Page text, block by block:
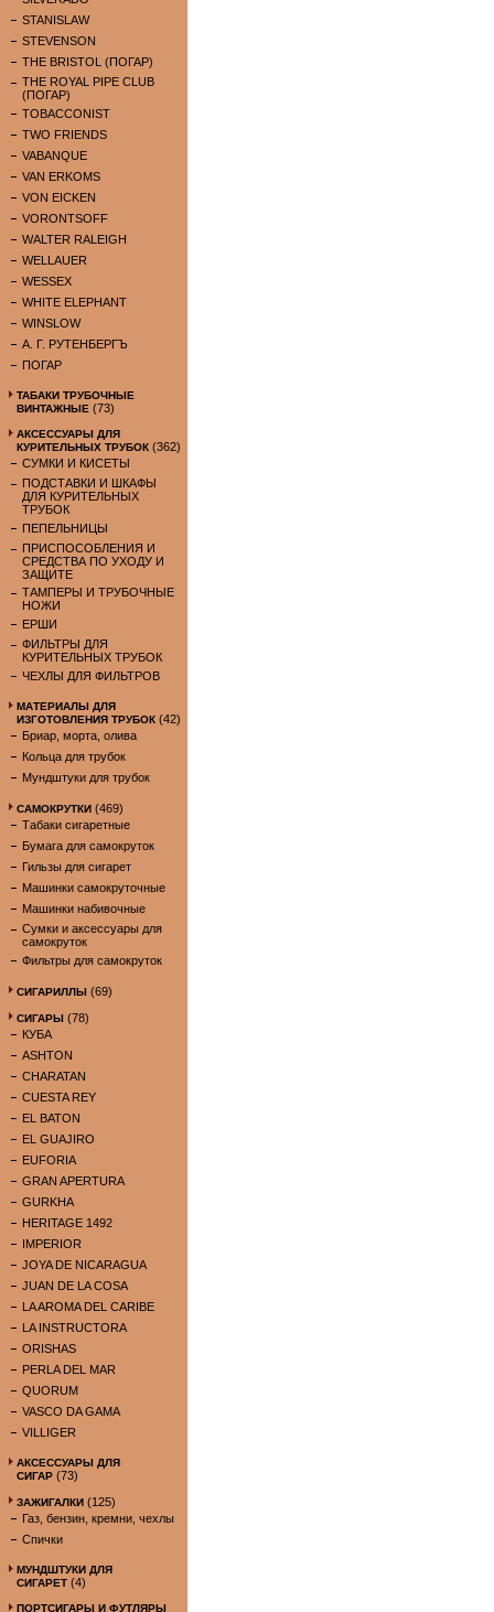
STANISLAW
STEVENSON
THE BRISTOL (ПОГАР)
THE ROYAL PIPE CLUB
(ПОГАР)
TOBACCONIST
TWO FRIENDS
VABANQUE
VAN ERKOMS
VON EICKEN
VORONTSOFF
WALTER RALEIGH
WELLAUER
WESSEX
WHITE ELEPHANT
WINSLOW
А. Г. РУТЕНБЕРГЪ
ПОГАР
ТАБАКИ ТРУБОЧНЫЕ
ВИНТАЖНЫЕ (73)
АКСЕССУАРЫ ДЛЯ
КУРИТЕЛЬНЫХ ТРУБОК (362)
СУМКИ И КИСЕТЫ
ПОДСТАВКИ И ШКАФЫ
ДЛЯ КУРИТЕЛЬНЫХ
ТРУБОК
ПЕПЕЛЬНИЦЫ
ПРИСПОСОБЛЕНИЯ И
СРЕДСТВА ПО УХОДУ И
ЗАЩИТЕ
ТАМПЕРЫ И ТРУБОЧНЫЕ
НОЖИ
ЕРШИ
ФИЛЬТРЫ ДЛЯ
КУРИТЕЛЬНЫХ ТРУБОК
ЧЕХЛЫ ДЛЯ ФИЛЬТРОВ
МАТЕРИАЛЫ ДЛЯ
ИЗГОТОВЛЕНИЯ ТРУБОК (42)
Бриар, морта, олива
Кольца для трубок
Мундштуки для трубок
САМОКРУТКИ (469)
Табаки сигаретные
Бумага для самокруток
Гильзы для сигарет
Машинки самокруточные
Машинки набивочные
Сумки и аксессуары для
самокруток
Фильтры для самокруток
СИГАРИЛЛЫ (69)
СИГАРЫ (78)
КУБА
ASHTON
CHARATAN
CUESTA REY
EL BATON
EL GUAJIRO
EUFORIA
GRAN APERTURA
GURKHA
HERITAGE 1492
IMPERIOR
JOYA DE NICARAGUA
JUAN DE LA COSA
LA AROMA DEL CARIBE
LA INSTRUCTORA
ORISHAS
PERLA DEL MAR
QUORUM
VASCO DA GAMA
VILLIGER
АКСЕССУАРЫ ДЛЯ
СИГАР (73)
ЗАЖИГАЛКИ (125)
Газ, бензин, кремни, чехлы
Спички
МУНДШТУКИ ДЛЯ
СИГАРЕТ (4)
ПОРТСИГАРЫ И ФУТЛЯРЫ